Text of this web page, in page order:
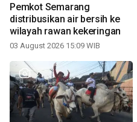
Pemkot Semarang
distribusikan air bersih ke
wilayah rawan kekeringan
03 August 2026 15:09 WIB